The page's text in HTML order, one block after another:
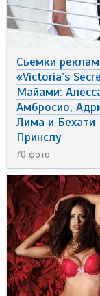
Съемки
«Victoria’s
Майами:
Амбросио,
Лима и Бехати
Принслу
70 фото